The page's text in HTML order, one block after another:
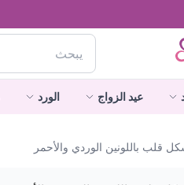
عيد الزواج الورد